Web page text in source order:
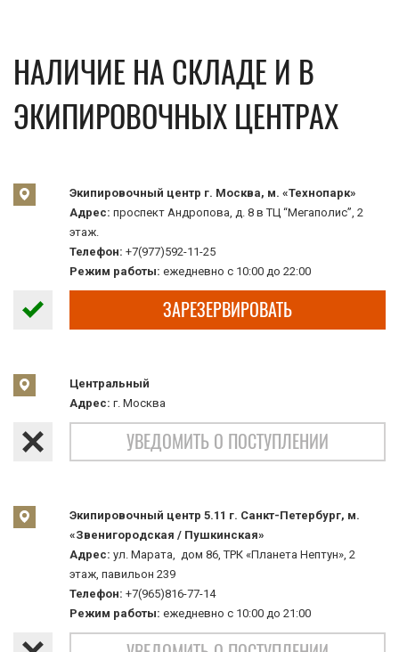
НАЛИЧИЕ НА СКЛАДЕ И В
ЭКИПИРОВОЧНЫХ ЦЕНТРАХ
Экипировочный центр г. Москва, м. «Технопарк»
Адрес: проспект Андропова, д. 8 в ТЦ “Мегаполис”, 2
этаж.
Телефон: +7(977)592-11-25
Режим работы: ежедневно с 10:00 до 22:00
ЗАРЕЗЕРВИРОВАТЬ
Центральный
Адрес: г. Москва
УВЕДОМИТЬ О ПОСТУПЛЕНИИ
Экипировочный центр 5.11 г. Санкт-Петербург, м.
«Звенигородская / Пушкинская»
Адрес: ул. Марата, дом 86, ТРК «Планета Нептун», 2
этаж, павильон 239
Телефон: +7(965)816-77-14
Режим работы: ежедневно с 10:00 до 21:00